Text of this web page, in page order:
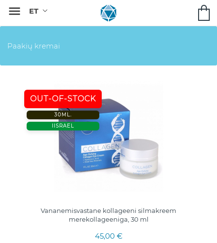

Paakių kremai
OUT-OF-STOCK
30ML.
IISRAEL
Vananemisvastane kollageeni silmakreem
merekollageeniga, 30 ml
45,00 €